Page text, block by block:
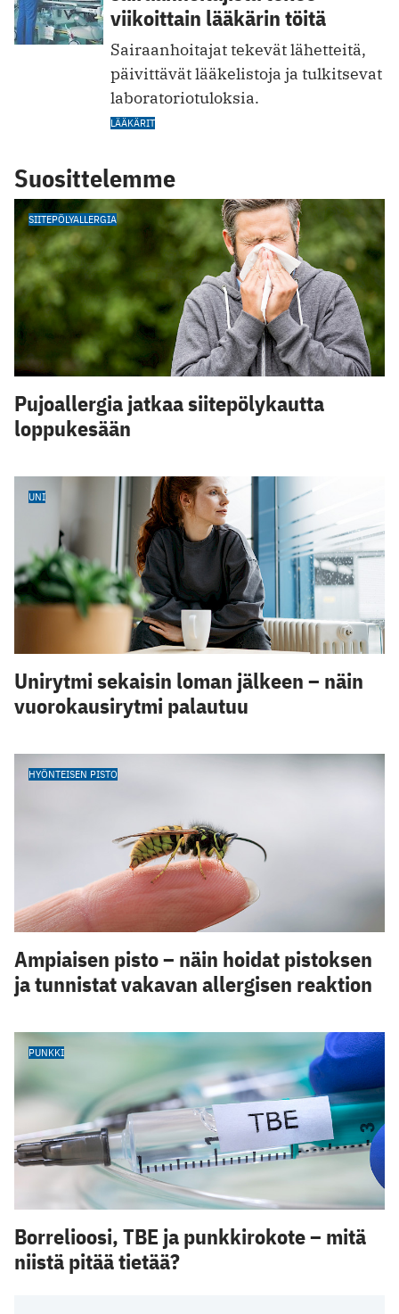
viikoittain lääkärin töitä
Sairaanhoitajat tekevät lähetteitä,
päivittävät lääkelistoja ja tulkitsevat
laboratoriotuloksia.
LÄÄKÄRIT
Suosittelemme
SIITEPÖLYALLERGIA
Pujoallergia jatkaa siitepölykautta
loppukesään
UNI
Unirytmi sekaisin loman jälkeen – näin
vuorokausirytmi palautuu
HYÖNTEISEN PISTO
Ampiaisen pisto – näin hoidat pistoksen
ja tunnistat vakavan allergisen reaktion
PUNKKI
Borrelioosi, TBE ja punkkirokote – mitä
niistä pitää tietää?